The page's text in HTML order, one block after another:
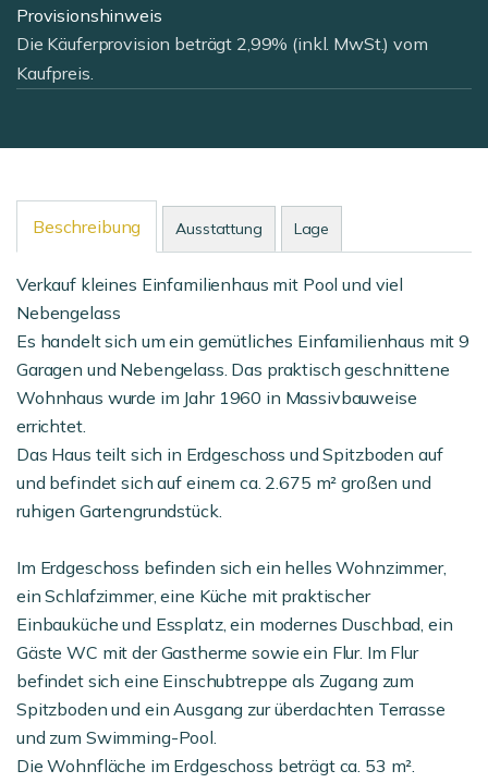
Provisionshinweis
Die Käuferprovision beträgt 2,99% (inkl. MwSt.) vom
Kaufpreis.
Beschreibung Ausstattung Lage
Verkauf kleines Einfamilienhaus mit Pool und viel
Nebengelass
Es handelt sich um ein gemütliches Einfamilienhaus mit 9
Garagen und Nebengelass. Das praktisch geschnittene
Wohnhaus wurde im Jahr 1960 in Massivbauweise
errichtet.
Das Haus teilt sich in Erdgeschoss und Spitzboden auf
und befindet sich auf einem ca. 2.675 m² großen und
ruhigen Gartengrundstück.
Im Erdgeschoss befinden sich ein helles Wohnzimmer,
ein Schlafzimmer, eine Küche mit praktischer
Einbauküche und Essplatz, ein modernes Duschbad, ein
Gäste WC mit der Gastherme sowie ein Flur. Im Flur
befindet sich eine Einschubtreppe als Zugang zum
Spitzboden und ein Ausgang zur überdachten Terrasse
und zum Swimming-Pool.
Die Wohnfläche im Erdgeschoss beträgt ca. 53 m².